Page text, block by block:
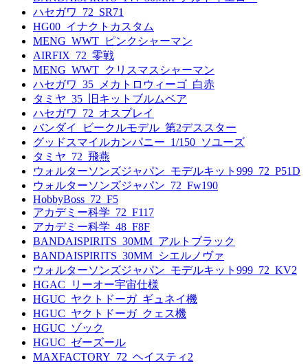
ハセガワ_72_SR71
HG00_イナクトカスタム
MENG_WWT_ピンクシャーマン
AIRFIX_72_零戦
MENG_WWT_クリスマスシャーマン
ハセガワ_35_メカトロウィーゴ_白赤
タミヤ_35_旧キットブルムベア
ハセガワ_72_オスプレイ
バンダイ_ビークルモデル_第2デススター
グッドスマイルカンパニー_1/150_ソユーズ
タミヤ_72_飛燕
ウォルターソンズジャパン_モデルキット999_72_P51D
ウォルターソンズジャパン_72_Fw190
HobbyBoss_72_F5
アカデミー科学_72_F117
アカデミー科学_48_F8F
BANDAISPIRITS_30MM_アルトブラック
BANDAISPIRITS_30MM_シエルノヴァ
ウォルターソンズジャパン_モデルキット999_72_KV2
HGAC_リーオー宇宙仕様
HGUC_ヤクトドーガ_ギュネイ機
HGUC_ヤクトドーガ_クェス機
HGUC_ゾック
HGUC_ゼーズール
MAXFACTORY_72_ヘイスティ2